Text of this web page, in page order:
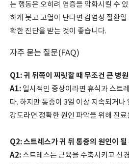
는 행동은 오히려 염증을 악화시킬 수
하게 붓고 고열이 난다면 감염성 질환
확한 진단을 받는 것이 좋습니다.
자주 묻는 질문(FAQ)
Q1: 귀 뒤쪽이 찌릿할 때 무조건 큰 병
A1: 일시적인 증상이라면 휴식과 스트
다. 하지만 통증이 3일 이상 지속되거나
강도라면 정확한 원인 파악을 위해 진
Q2: 스트레스가 귀 뒤 통증의 원인이 될
A2:스트레스는 근육을 수축시키고 신